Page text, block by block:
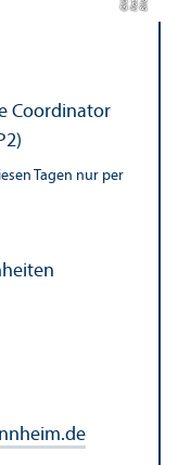
Bil
d:
K
a
t
ri
Gl
ü
c
e
Coordinator
Tagen nur per